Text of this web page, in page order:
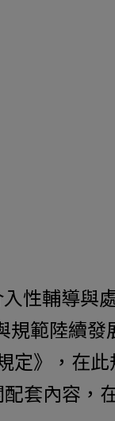
性輔導與
規範陸續發
定》，在此
套內容，